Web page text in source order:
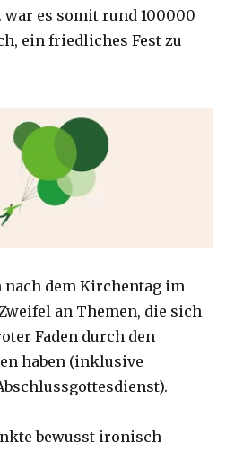
war es somit rund 100000
ein friedliches Fest zu
nach dem Kirchentag im
an Themen, die sich
Faden durch den
haben (inklusive
bewusst ironisch